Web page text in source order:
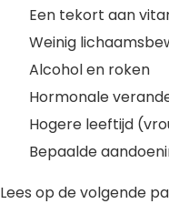
Een tekort aan
Weinig
Alcohol en roken
Hormonale
Hogere leeftijd
Bepaalde
Lees op de volgende